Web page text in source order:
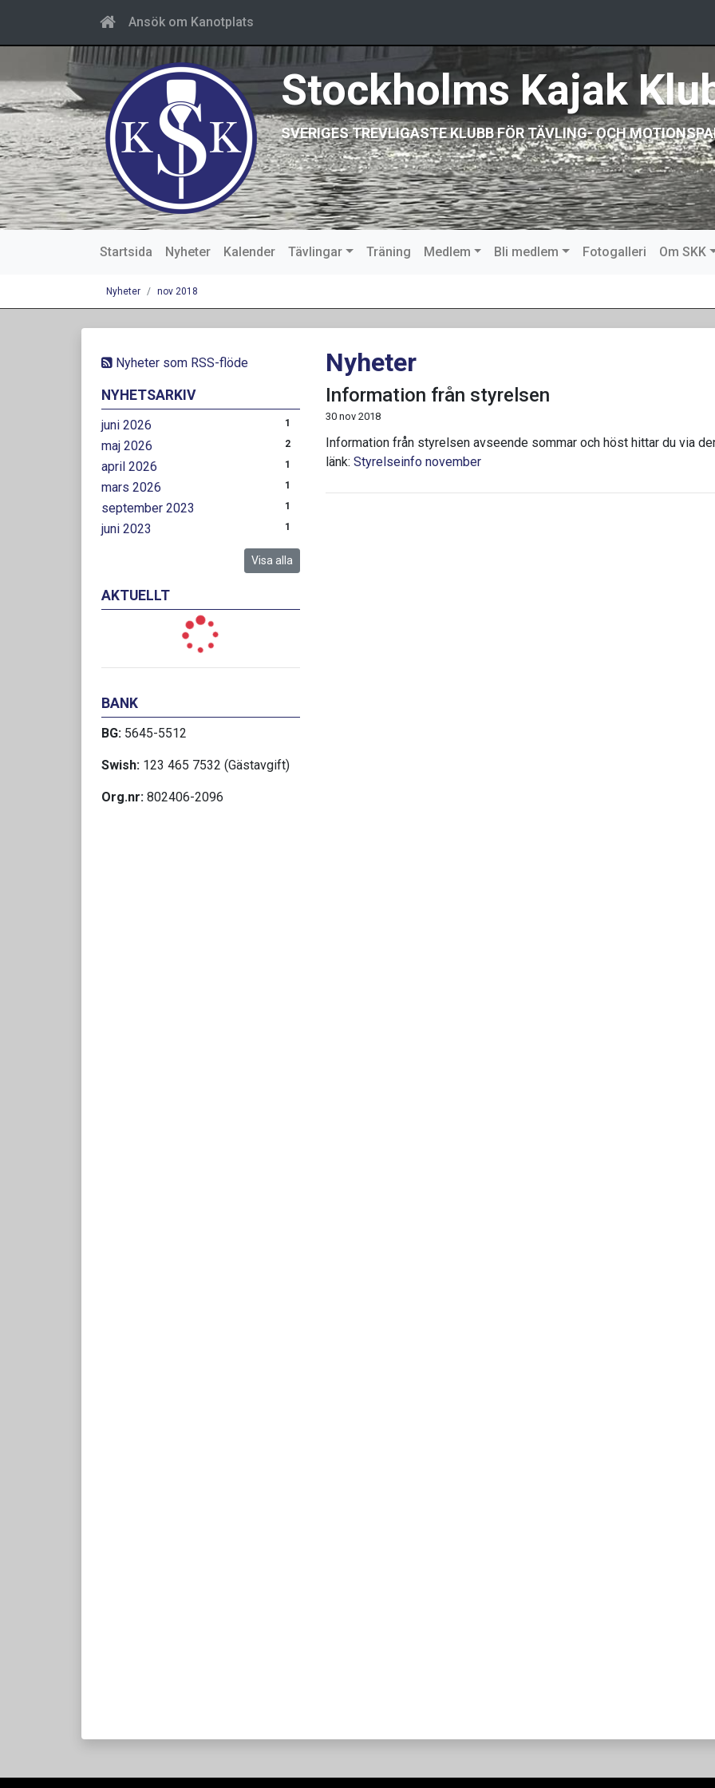
Ansök om Kanotplats
Stockholms Kajak
SVERIGES TREVLIGASTE KLUBB FÖR TÄVLING- OCH
Startsida Nyheter Kalender Tävlingar Träning Medlem Bli medlem Fotogalleri Om SKK
Nyheter nov 2018
Nyheter som RSS-flöde
NYHETSARKIV
juni 2026 1
maj 2026 2
april 2026 1
mars 2026 1
september 2023 1
juni 2023 1
Visa alla
AKTUELLT
BANK
BG: 5645-5512
Swish: 123 465 7532 (Gästavgift)
Org.nr: 802406-2096
Nyheter
Information från styrelsen
30 nov 2018
Information från styrelsen avseende sommar och höst hittar du via
länk: Styrelseinfo november